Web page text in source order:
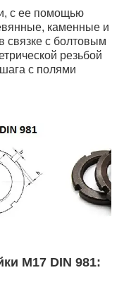
с ее помощью
каменные и
связке с болтовым
резьбой
с полями
М17 DIN 981: